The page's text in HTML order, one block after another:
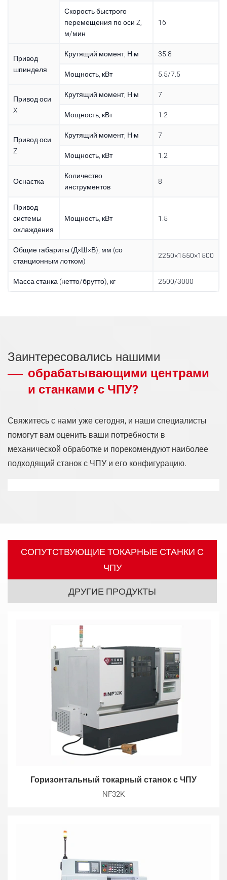
Скорость быстрого
перемещения по оси Z,
м/мин
16
Привод
шпинделя
Крутящий момент, Н·м 35.8
Мощность, кВт 5.5/7.5
Привод оси
X
Крутящий момент, Н·м 7
Мощность, кВт 1.2
Привод оси
Z
Крутящий момент, Н·м 7
Мощность, кВт 1.2
Оснастка
Количество
инструментов
8
Привод
системы
охлаждения
Мощность, кВт 1.5
Общие габариты (Д×Ш×В), мм (со
станционным лотком)
2250×1550×1500
Масса станка (нетто/брутто), кг 2500/3000
Заинтересовались нашими
обрабатывающими центрами
и станками с ЧПУ?
Свяжитесь с нами уже сегодня, и наши специалисты
помогут вам оценить ваши потребности в
механической обработке и порекомендуют наиболее
подходящий станок с ЧПУ и его конфигурацию.
СОПУТСТВУЮЩИЕ ТОКАРНЫЕ СТАНКИ С
ЧПУ
ДРУГИЕ ПРОДУКТЫ
Горизонтальный токарный станок с ЧПУ
NF32K